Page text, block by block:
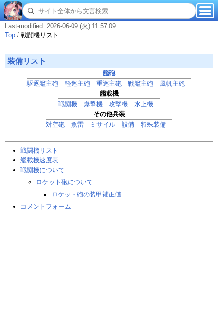
Last-modified: 2026-06-09 (火) 11:57:09
Top / 戦闘機リスト
装備リスト
艦砲
駆逐艦主砲
軽巡主砲 重巡主砲 戦艦主砲
風帆主砲
艦載機
戦闘機
爆撃機 攻撃機
水上機
その他兵装
対空砲
魚雷 ミサイル 設備 特殊装備
戦闘機リスト
艦載機速度表
戦闘機について
ロケット砲について
ロケット砲の装甲補正値
コメントフォーム